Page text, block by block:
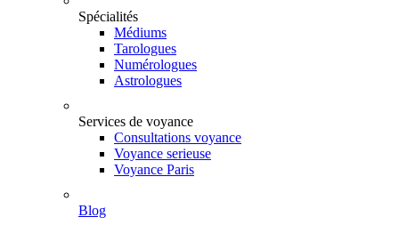
Spécialités
Médiums
Tarologues
Numérologues
Astrologues
Services de voyance
Consultations voyance
Voyance serieuse
Voyance Paris
Blog